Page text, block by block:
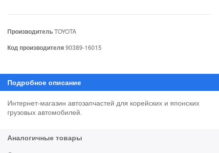
ПроизводительTOYOTA
Код производителя90389-16015
Интернет-магазин автозапчастей для корейских и японских
грузовых автомобилей.